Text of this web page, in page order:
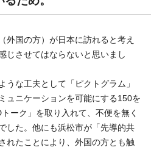
外国の方）が日本に訪れると考え
じさせてはならないと思いまし
うな工夫として「ピクトグラム」
ュニケーションを可能にする150を
ーク」を取り入れて、不便を無く
した。他にも浜松市が「先導的共
れたことにより、外国の方とも触